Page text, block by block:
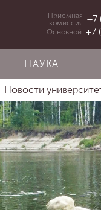
Приемная
комиссия +7
Основной +7
НАУКА
Новости